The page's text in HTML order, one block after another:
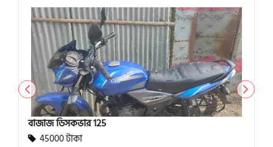
বাজাজ ডিসকভার 125
45000 টাকা